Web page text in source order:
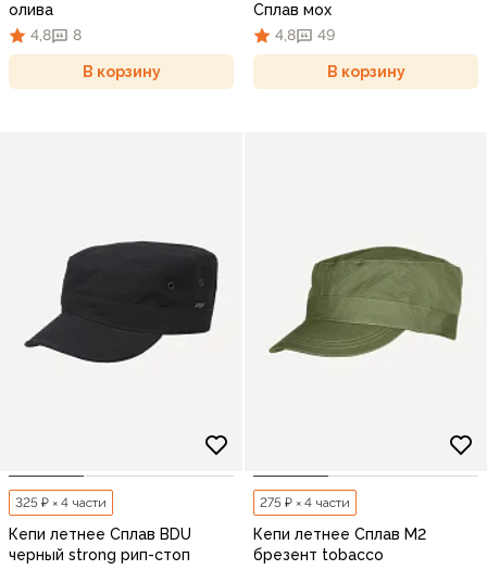
олива
4,8
8
В корзину
Сплав мох
4,8
49
В корзину
325 ₽ × 4 части
Кепи летнее Сплав BDU
черный strong рип-стоп
275 ₽ × 4 части
Кепи летнее Сплав М2
брезент tobacco